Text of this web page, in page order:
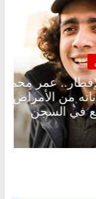
الرئيسية
مقعد
طالب
أحلى سنين عمره بتضيع في السجن
15 مارس، 2026
د.